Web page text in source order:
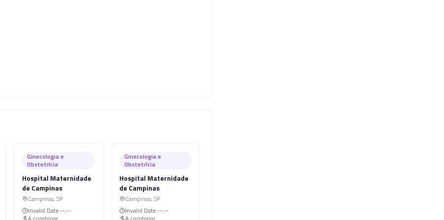
Ginecologia e
Obstetrícia
Hospital Maternidade
de Campinas
Campinas, SP
Invalid Date --:--
Ginecologia e
Obstetrícia
Hospital Maternidade
de Campinas
Campinas, SP
Invalid Date --:--